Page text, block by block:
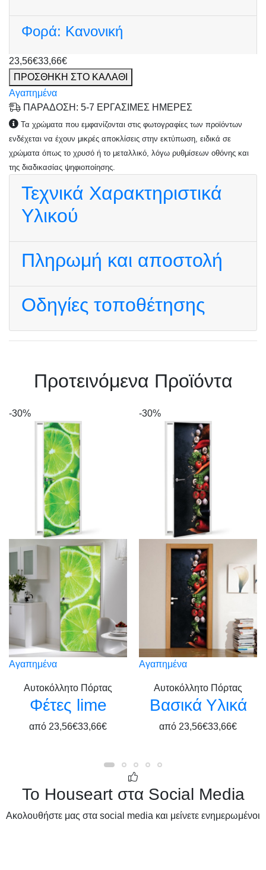
Φορά: Κανονική
23,56€33,66€
ΠΡΟΣΘΗΚΗ ΣΤΟ ΚΑΛΑΘΙ
Αγαπημένα
ΠΑΡΑΔΟΣΗ: 5-7 ΕΡΓΑΣΙΜΕΣ ΗΜΕΡΕΣ
Τα χρώματα που εμφανίζονται στις φωτογραφίες των προϊόντων
ενδέχεται να έχουν μικρές αποκλίσεις στην εκτύπωση, ειδικά σε
χρώματα όπως το χρυσό ή το μεταλλικό, λόγω ρυθμίσεων οθόνης και
της διαδικασίας ψηφιοποίησης.
Τεχνικά Χαρακτηριστικά
Υλικού
Πληρωμή και αποστολή
Οδηγίες τοποθέτησης
Πρoτεινόμενα Προϊόντα
-30%
Αγαπημένα
Αυτοκόλλητο Πόρτας
Φέτες lime
από 23,56€33,66€
-30%
Αγαπημένα
Αυτοκόλλητο Πόρτας
Βασικά Υλικά
από 23,56€33,66€
Το Houseart στα Social Media
Ακολουθήστε μας στα social media και μείνετε ενημερωμένοι